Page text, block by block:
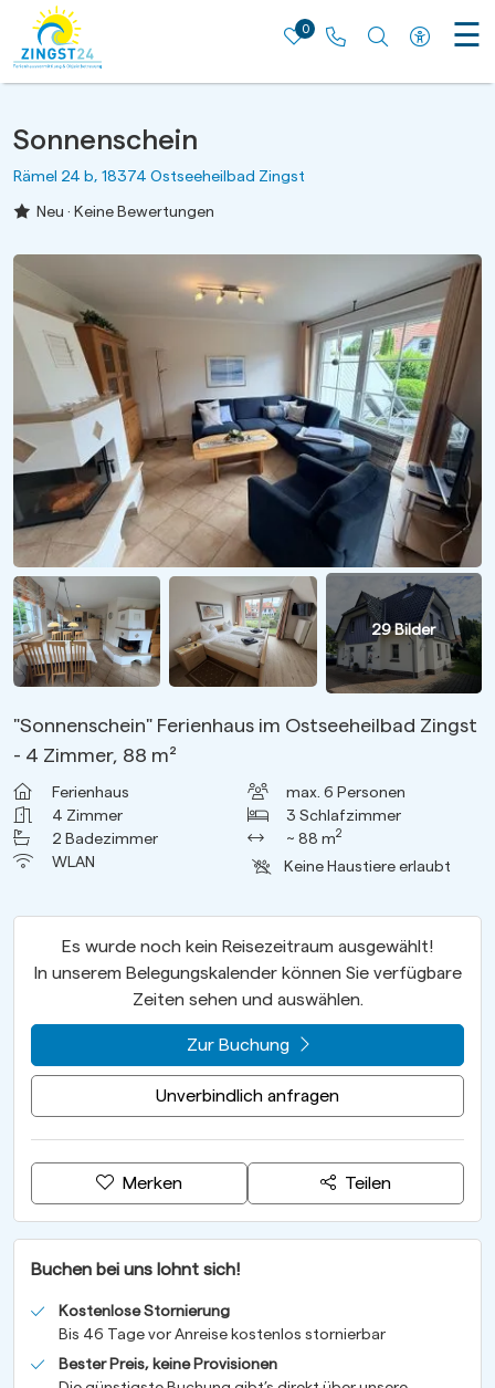
0
MerklisteRufen Sie uns an
NachZur ☰
Sonnenschein
Rämel 24 b, 18374 Ostseeheilbad Zingst
Neu · Keine Bewertungen
29Bilder
"Sonnenschein" Ferienhaus im Ostseeheilbad Zingst
- 4 Zimmer, 88 m²
Ferienhaus max. 6 Personen
4 Zimmer 3 Schlafzimmer
2 Badezimmer ~ 88 m2
WLAN Keine Haustiere erlaubt
Es wurde noch kein Reisezeitraum ausgewählt!
In unserem Belegungskalender können Sie verfügbare
Zeiten sehen und auswählen.
Zur Buchung
Unverbindlich anfragen
Merken Teilen
Buchen bei uns lohnt sich!
Kostenlose Stornierung
Bis 46 Tage vor Anreise kostenlos stornierbar
Bester Preis, keine Provisionen